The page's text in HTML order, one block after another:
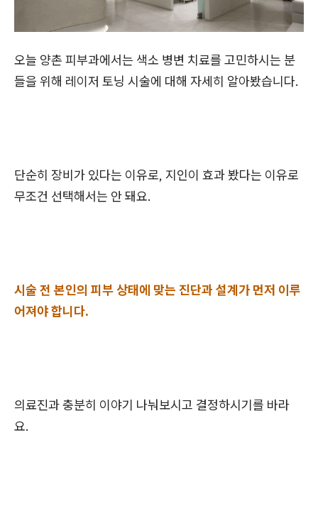
오늘 양촌 피부과에서는 색소 병변 치료를 고민하시는 분
들을 위해 레이저 토닝 시술에 대해 자세히 알아봤습니다.
단순히 장비가 있다는 이유로, 지인이 효과 봤다는 이유로
무조건 선택해서는 안 돼요.
시술 전 본인의 피부 상태에 맞는 진단과 설계가 먼저 이루
어져야 합니다.
의료진과 충분히 이야기 나눠보시고 결정하시기를 바라
요.